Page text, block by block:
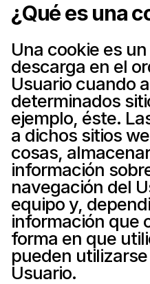
¿Qué es una
Una cookie es
descarga en el
Usuario cuando
determinados
ejemplo, éste.
a dichos sitios
cosas,
información
navegación del
equipo y,
información que
forma en que
pueden
Usuario.